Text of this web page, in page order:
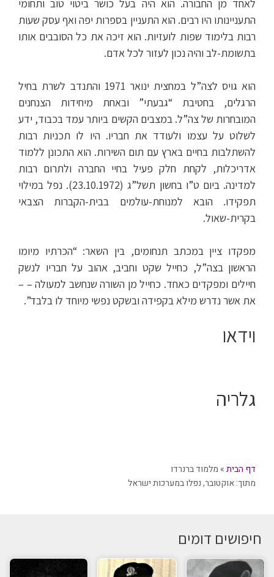
לאחד מן החבורה. הוא היה בעל כושר ביטוי טוב ותחומי
התעניינותו היו רבים. הוא התעניין בספרות יפה ואף עסק שעות
רבות בלימוד שפות לועזיות. הוא זיכה את כל הסובבים אותו
בתשומת-לב והיה נכון לעזור לכל אדם.
הוא גויס לצה”ל במחצית ינואר 1971 והתנדב לשרת בחיל
הרגלים, בחטיבת “גבעתי” ובאחת מיחידות הצנחנים
המובחרות של צה”ל. במצבים הקשים ביותר עמד בכבוד, ידע
לשלוט על עצמו ולעודד את חבריו. היו לו תכניות רבות
להשתלבות בחיים בארץ עם תום השירות. הוא התכונן ללמוד
אדריכלות, לקחת חלק פעיל בחיי החברה ולתרום רבות
למדינה. ביום ט”ו בחשון תשל”ג (23.10.1972). נפל במילוי
תפקידו. הובא למנוחת-עולמים בבית-הקברות הצבאי
בקרית-שאול.
מפקדו ציין במכתב תנחומים, בין השאר: “הכרתיו מיומו
הראשון בצה”ל, כחייל שקט וחביב, אהוב על חבריו לנשק
חיילים ומפקדים כאחד. כחייל מן השורה שנחשב למעולה – –
את אשר נדרש מילא בקפידה ובשקט נפשי מיוחד לו בלבד”.
וידאו
גלריה
דף הבית» מלמוד ברנרדו
מתוך:אוקטובר,נפלו במערכות ישראל
חיפושים דומים